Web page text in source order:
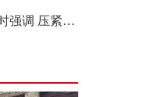
孙大伟到南宁督导检查安全生产工作时强调 压紧压实责任 狠抓隐患整治 坚决筑牢安全生产防线